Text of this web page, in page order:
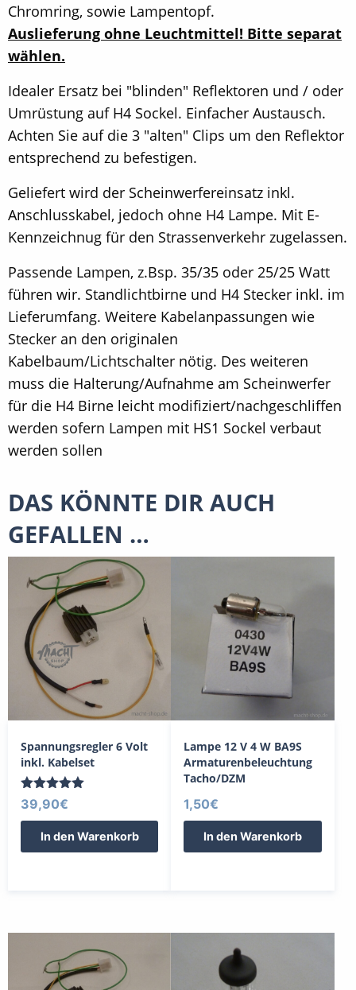
Chromring, sowie Lampentopf.
Auslieferung ohne Leuchtmittel! Bitte separat
wählen.
Idealer Ersatz bei "blinden" Reflektoren und / oder
Umrüstung auf H4 Sockel. Einfacher Austausch.
Achten Sie auf die 3 "alten" Clips um den Reflektor
entsprechend zu befestigen.
Geliefert wird der Scheinwerfereinsatz inkl.
Anschlusskabel, jedoch ohne H4 Lampe. Mit E-
Kennzeichnug für den Strassenverkehr zugelassen.
Passende Lampen, z.Bsp. 35/35 oder 25/25 Watt
führen wir. Standlichtbirne und H4 Stecker inkl. im
Lieferumfang. Weitere Kabelanpassungen wie
Stecker an den originalen
Kabelbaum/Lichtschalter nötig. Des weiteren
muss die Halterung/Aufnahme am Scheinwerfer
für die H4 Birne leicht modifiziert/nachgeschliffen
werden sofern Lampen mit HS1 Sockel verbaut
werden sollen
DAS KÖNNTE DIR AUCH
GEFALLEN …
Spannungsregler 6 Volt
inkl. Kabelset
Bewertet
mit
5.00
von 5
39,90€
In den Warenkorb
Lampe 12 V 4 W BA9S
Armaturenbeleuchtung
Tacho/DZM
1,50€
In den Warenkorb